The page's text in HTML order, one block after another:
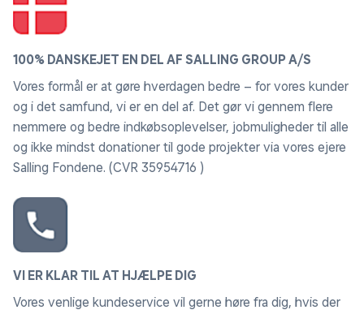
100% DANSKEJET EN DEL AF SALLING GROUP A/S
Vores formål er at gøre hverdagen bedre – for vores kunder
og i det samfund, vi er en del af. Det gør vi gennem flere
nemmere og bedre indkøbsoplevelser, jobmuligheder til alle
og ikke mindst donationer til gode projekter via vores ejere
Salling Fondene. (CVR 35954716 )
VI ER KLAR TIL AT HJÆLPE DIG
Vores venlige kundeservice vil gerne høre fra dig, hvis der